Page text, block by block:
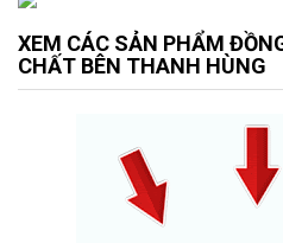
XEM CÁC SẢN PHẨM
CHẤT BÊN THANH HÙNG